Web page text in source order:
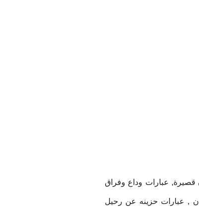
عبارات وداع وفراق
, عبارات حزينه عن رحيل